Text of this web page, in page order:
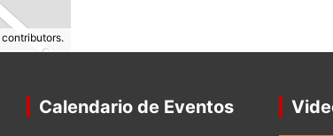
contributors.
Calendario de Eventos